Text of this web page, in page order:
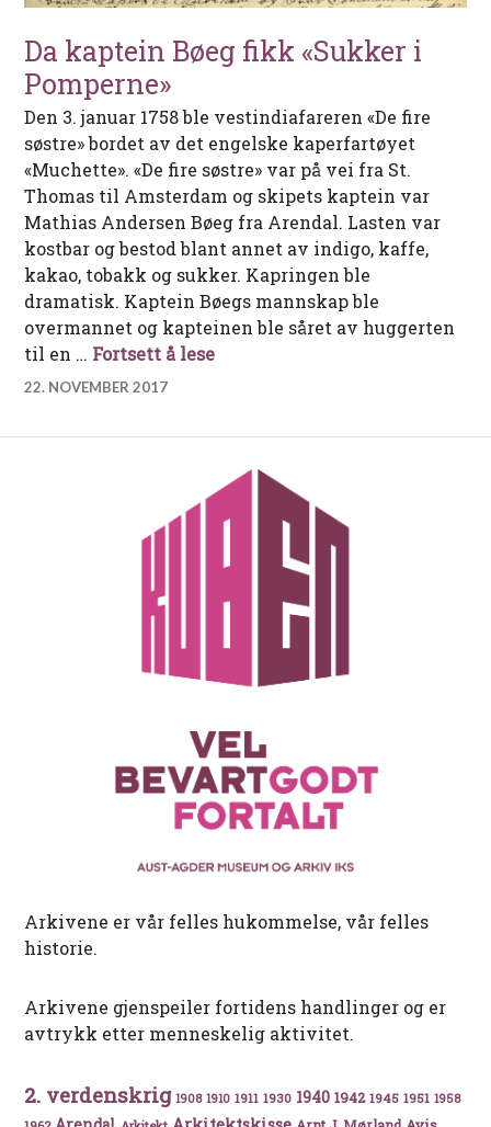
Da kaptein Bøeg fikk «Sukker i
Pomperne»
Den 3. januar 1758 ble vestindiafareren «De fire
søstre» bordet av det engelske kaperfartøyet
«Muchette». «De fire søstre» var på vei fra St.
Thomas til Amsterdam og skipets kaptein var
Mathias Andersen Bøeg fra Arendal. Lasten var
kostbar og bestod blant annet av indigo, kaffe,
kakao, tobakk og sukker. Kapringen ble
dramatisk. Kaptein Bøegs mannskap ble
overmannet og kapteinen ble såret av huggerten
til en … Fortsett å leseDa kaptein Bøeg fikk «Sukker i
22. NOVEMBER 2017
Arkivene er vår felles hukommelse, vår felles
historie.
Arkivene gjenspeiler fortidens handlinger og er
avtrykk etter menneskelig aktivitet.
2. verdenskrig 1908 1910 1911 1930 1940 1942 1945 1951 1958